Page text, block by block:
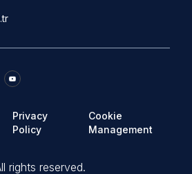
Privacy
Policy
Cookie
Management
rights reserved.